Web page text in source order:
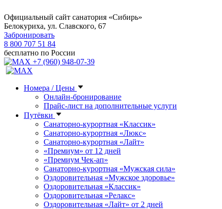
Официальный сайт санатория «Сибирь»
Белокуриха, ул. Славского, 67
Забронировать
8 800 707 51 84
бесплатно по России
+7 (960) 948-07-39
Номера / Цены
Онлайн-бронирование
Прайс-лист на дополнительные услуги
Путёвки
Санаторно-курортная «Классик»
Санаторно-курортная «Люкс»
Санаторно-курортная «Лайт»
«Премиум» от 12 дней
«Премиум Чек-ап»
Санаторно-курортная «Мужская сила»
Оздоровительная «Мужское здоровье»
Оздоровительная «Классик»
Оздоровительная «Релакс»
Оздоровительная «Лайт» от 2 дней